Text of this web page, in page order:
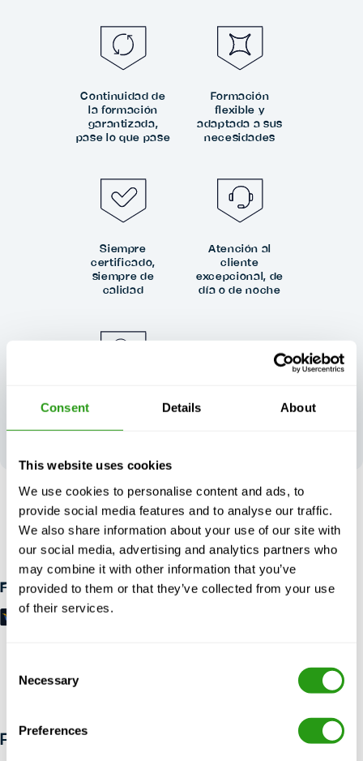
Consent Details About
This website uses cookies
We use cookies to personalise content and ads, to
provide social media features and to analyse our traffic.
We also share information about your use of our site with
our social media, advertising and analytics partners who
may combine it with other information that you’ve
provided to them or that they’ve collected from your use
of their services.
Selection
Necessary
Preferences
SIN RIESGO
Hasta 24 horas de antelación cancelación, sin prepago
necesario.
Formas de pago
Continuidad de
la formación
garantizada,
pase lo que pase
Formación
flexible y
adaptada a sus
necesidades
Siempre
certificado,
siempre de
calidad
Atención al
cliente
excepcional, de
día o de noche
contribuye a
nuestra
PREGUNTAS FRECUENTES